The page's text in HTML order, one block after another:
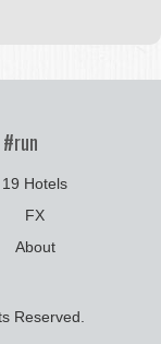
#run
19 Hotels
FX
About
Reserved.